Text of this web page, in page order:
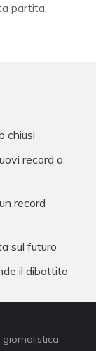
partita.
chiusi
record a
record
sul futuro
il dibattito